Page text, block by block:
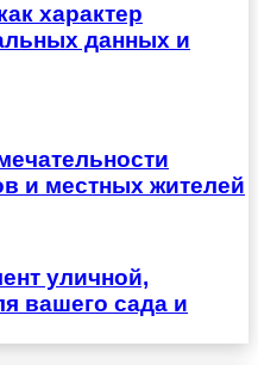
характер
данных и
и местных жителей
уличной,
вашего сада и